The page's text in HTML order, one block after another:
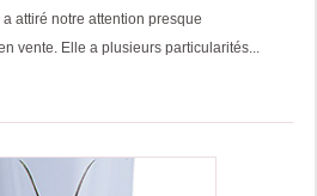
attiré notre attention presque
vente. Elle a plusieurs particularités...